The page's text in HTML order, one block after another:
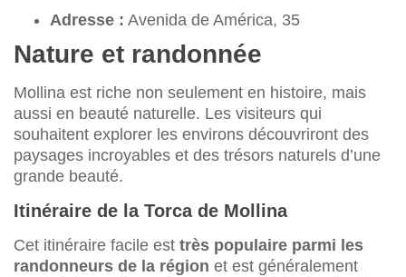
Adresse : Avenida de América, 35
Nature et randonnée
Mollina est riche non seulement en histoire, mais
aussi en beauté naturelle. Les visiteurs qui
souhaitent explorer les environs découvriront des
paysages incroyables et des trésors naturels d’une
grande beauté.
Itinéraire de la Torca de Mollina
Cet itinéraire facile est très populaire parmi les
randonneurs de la région et est généralement